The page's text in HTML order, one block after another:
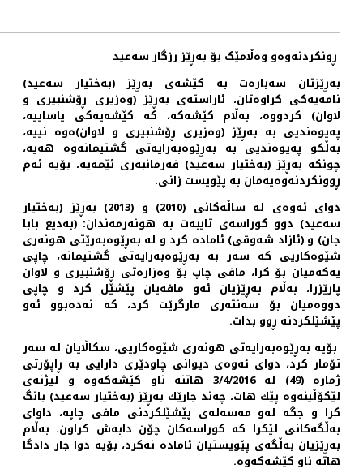
ڕونکردنەوەو وەڵامێک بۆ بەڕێز رزگار سەعید
بەڕێزتان سەبارەت بە كێشەی بەڕێز (بەختیار سەعید)
نامەیەكی كراوەتان، ئاراستەی بەڕێز (وەزیری ڕۆشنبیری و
لاوان) كردووە، بەڵام كێشەكە، كە كێشەیەكی یاساییە،
پەیوەندیی بە بەڕێز (وەزیری ڕۆشنبیری و لاوان)ەوە نییە،
بەڵكو پەیوەندیی بە بەڕێوەبەرایەتی گشتیمانەوە هەیە،
چونكە بەڕێز (بەختیار سەعید) فەرمانبەری ئێمەیە، بۆیە ئەم
ڕوونكردنەوەیەمان بە پێویست زانی.
دوای ئەوەی لە ساڵەكانی (2010) و (2013) بەڕێز (بەختیار
سەعید) دوو كوراسەی تایبەت بە هونەرمەندان: (بەدیع بابا
جان) و (ئازاد شەوقی) ئامادە كرد و لە بەڕێوەبەرێتی هونەری
شێوەكاریی كە سەر بە بەڕێوەبەرایەتی گشتیمانە، چاپی
یەكەمیان بۆ كرا، مافی چاپ بۆ وەزارەتی ڕۆشنبیری و لاوان
پارێزرا، بەڵام بەڕێزیان ئەو مافەیان پێشێل كرد و چاپی
دووەمیان بۆ سەنتەری مارگرێت كرد، كە نەدەبوو ئەو
پێشێلكردنە ڕوو بدات.
بۆیە بەڕێوەبەرایەتی هونەری شێوەكاریی، سكاڵایان لە سەر
تۆمار كرد، دوای ئەوەی دیوانی چاودێری دارایی بە ڕاپۆرتی
ژمارە (49) لە 3/4/2016 هاتنە ناو كێشەكەوە و لیژنەی
لێكۆڵینەوە پێك هات، چەند جارێك بەڕێز (بەختیار سەعید) بانگ
كرا و جگە لەو مەسەلەی پێشێلكردنی مافی چاپە، داوای
بەڵگەكانی لێكرا كە كوراسەكان چۆن دابەش كراون. بەڵام
بەڕێزیان بەڵگەی پێویستیان ئامادە نەكرد، بۆیە دوا جار دادگا
هاتە ناو كێشەكەوە.